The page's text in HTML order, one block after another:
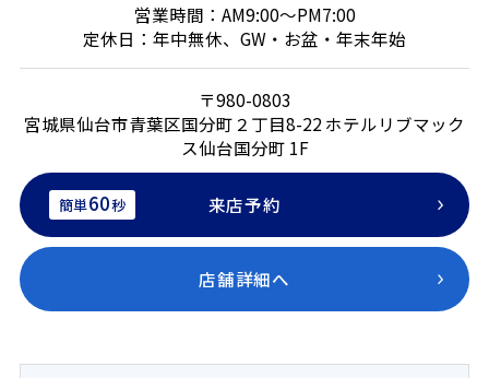
営業時間：AM9:00～PM7:00
定休日：年中無休、GW・お盆・年末年始
〒980-0803
宮城県仙台市青葉区国分町２丁目8-22 ホテルリブマック
ス仙台国分町 1F
簡単60秒 来店予約
店舗詳細へ